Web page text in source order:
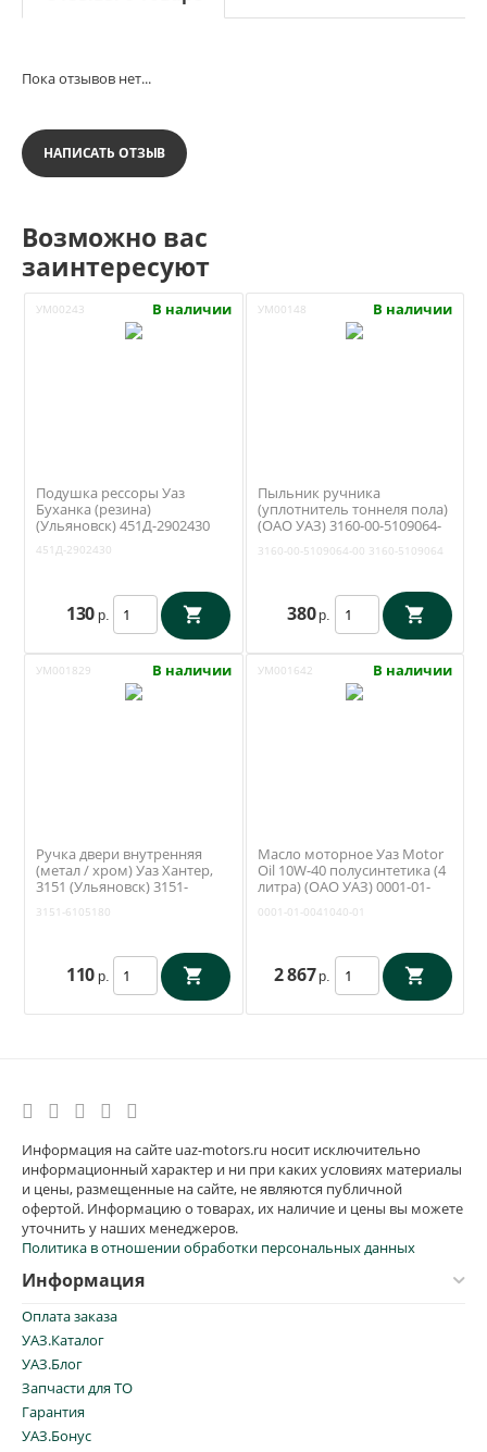
Пока отзывов нет...
НАПИСАТЬ ОТЗЫВ
Возможно вас
заинтересуют
УМ00243 В наличии
Подушка рессоры Уаз
Буханка (резина)
(Ульяновск) 451Д-2902430
451Д-2902430
130 р.
УМ00148 В наличии
Пыльник ручника
(уплотнитель тоннеля пола)
(ОАО УАЗ) 3160-00-5109064-
3160-00-5109064-00 3160-5109064
380 р.
УМ001829 В наличии
Ручка двери внутренняя
(метал / хром) Уаз Хантер,
3151 (Ульяновск) 3151-
3151-6105180
110 р.
УМ001642 В наличии
Масло моторное Уаз Motor
Oil 10W-40 полусинтетика (4
литра) (ОАО УАЗ) 0001-01-
0001-01-0041040-01
2 867 р.
Информация на сайте uaz-motors.ru носит исключительно
информационный характер и ни при каких условиях материалы
и цены, размещенные на сайте, не являются публичной
офертой. Информацию о товарах, их наличие и цены вы можете
уточнить у наших менеджеров.
Политика в отношении обработки персональных данных
Информация
Оплата заказа
УАЗ.Каталог
УАЗ.Блог
Запчасти для ТО
Гарантия
УАЗ.Бонус